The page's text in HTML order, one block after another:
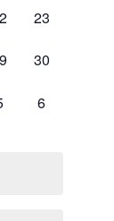
0
23
0
30
0
6